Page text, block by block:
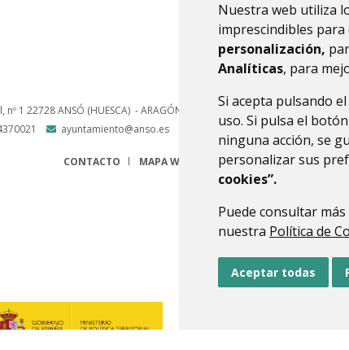
Nuestra web utiliza
imprescindibles
personalización,
Analíticas, para
Si acepta pulsando
uso. Si pulsa el botón
ninguna acción, se
personalizar sus
cookies”.
Puede consultar
nuestra Política de
Aceptar todas
nº 1 22728ANSÓ (HUESCA) - ARAGÓN
(ESPAÑA)
ayuntamiento@anso.es
CONTACTO MAPA WEB AVISO LEGAL